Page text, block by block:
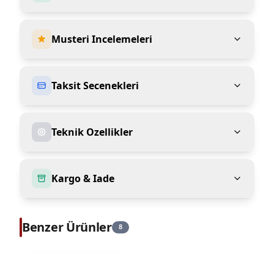
Musteri Incelemeleri
Taksit Secenekleri
Teknik Ozellikler
Kargo & Iade
Benzer Ürünler 8